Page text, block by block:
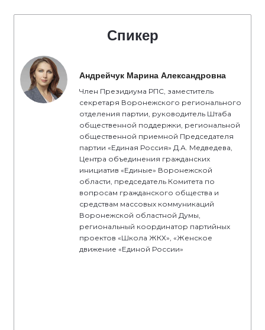
Спикер
Андрейчук Марина Александровна
Член Президиума РПС, заместитель
секретаря Воронежского регионального
отделения партии, руководитель Штаба
общественной поддержки, региональной
общественной приемной Председателя
партии «Единая Россия» Д.А. Медведева,
Центра объединения гражданских
инициатив «Единые» Воронежской
области, председатель Комитета по
вопросам гражданского общества и
средствам массовых коммуникаций
Воронежской областной Думы,
региональный координатор партийных
проектов «Школа ЖКХ», «Женское
движение «Единой России»